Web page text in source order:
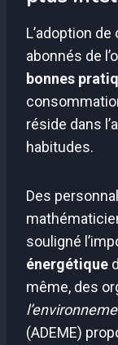
L’adoption
abonnés de
bonnes
réside dans
habitudes.
Des
souligné
énergétique
même, des
(ADEME)